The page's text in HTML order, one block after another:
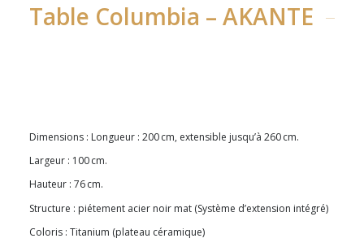
Table Columbia – AKANTE
Dimensions : Longueur : 200 cm, extensible jusqu’à 260 cm.
Largeur : 100 cm.
Hauteur : 76 cm.
Structure : piétement acier noir mat (Système d’extension intégré)
Coloris : Titanium (plateau céramique)